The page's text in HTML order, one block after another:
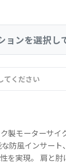
ョンを選択し
てください
製モーターサイ
防風インサー
を実現。 肩と肘